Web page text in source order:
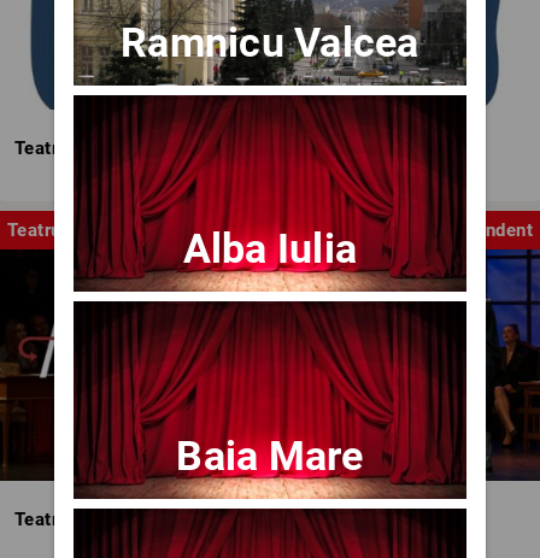
Teatrul Mic - Stagiunea 2025-2026
Teatru Independent
Teatrul Avangardia
Ramnicu Valcea
Alba Iulia
Baia Mare